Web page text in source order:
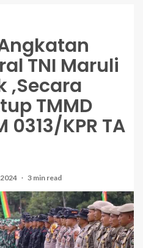
TNI Maruli
,Secara
TMMD
0313/KPR TA
3 min read